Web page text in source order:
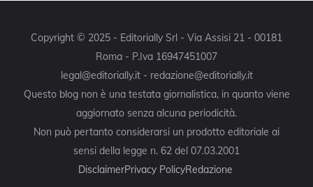
Copyright © 2025 - Editorially Srl - Via Assisi 21 - 00181
Roma - P.Iva 16947451007
legal@editorially.it - redazione@editorially.it
Questo blog non è una testata giornalistica, in quanto viene
aggiornato senza alcuna periodicità.
Non può pertanto considerarsi un prodotto editoriale ai
sensi della legge n. 62 del 07.03.2001
DisclaimerPrivacy PolicyRedazione